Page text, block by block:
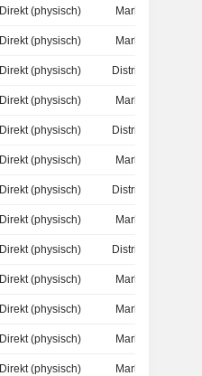
Direkt (physisch) Marktwert
Direkt (physisch) Marktwert
Direkt (physisch) Distribution
Direkt (physisch) Marktwert
Direkt (physisch) Distribution
Direkt (physisch) Marktwert
Direkt (physisch) Distribution
Direkt (physisch) Marktwert
Direkt (physisch) Distribution
Direkt (physisch) Marktwert
Direkt (physisch) Marktwert
Direkt (physisch) Marktwert
Direkt (physisch) Marktwert